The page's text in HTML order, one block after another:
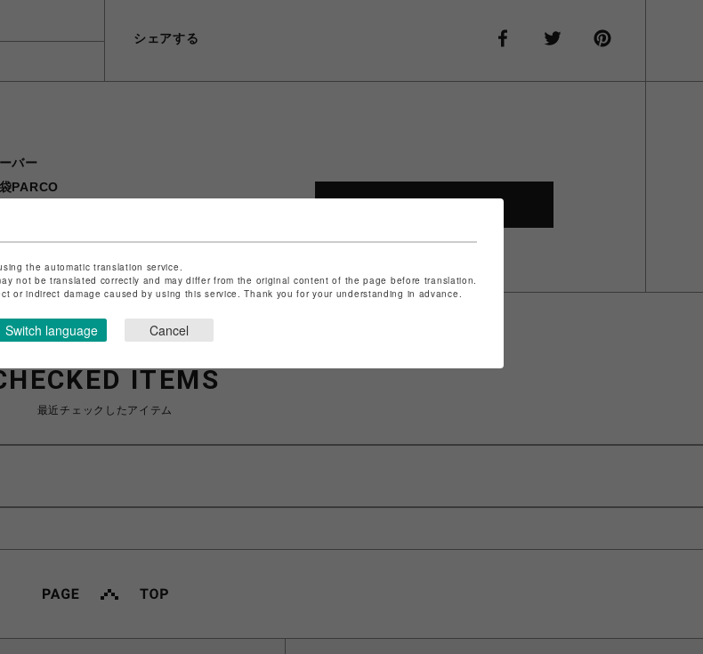
シェアする
バー
PARCO
わせはこちら
ITEMS
最近チェックしたアイテム
the automatic translation service.
not be translated correctly and may differ from the original content of the page before translation.
or indirect damage caused by using this service. Thank you for your understanding in advance.
Switch language Cancel